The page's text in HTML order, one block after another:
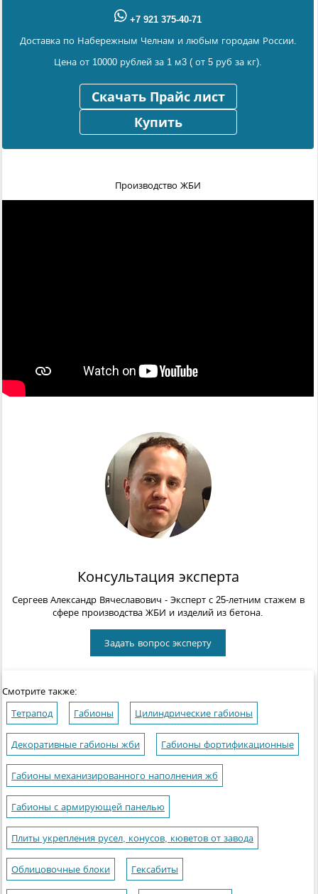
+7 921 375-40-71
Доставка по Набережным Челнам и любым городам России.
Цена от 10000 рублей за 1 м3 ( от 5 руб за кг).
Скачать Прайс лист
Купить
Производство ЖБИ
Консультация эксперта
Сергеев Александр Вячеславович - Эксперт с 25-летним стажем в
сфере производства ЖБИ и изделий из бетона.
Задать вопрос эксперту
Смотрите также:
Тетрапод Габионы Цилиндрические габионы
Декоративные габионы жби Габионы фортификационные
Габионы механизированного наполнения жб
Габионы с армирующей панелью
Плиты укрепления русел, конусов, кюветов от завода
Облицовочные блоки Гексабиты